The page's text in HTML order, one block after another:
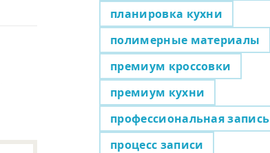
планировка кухни
полимерные материалы
премиум кроссовки
премиум кухни
профессиональная запись
процесс записи